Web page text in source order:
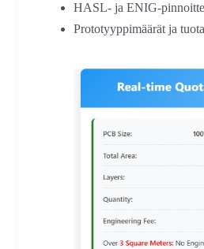
HASL- ja ENIG-
Prototyyppimäärät ja